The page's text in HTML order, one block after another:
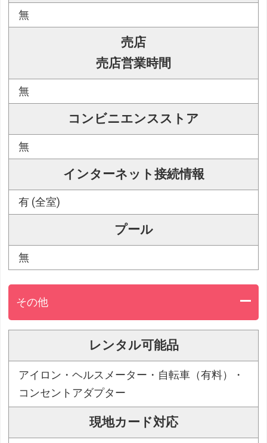
無
売店
売店営業時間
無
コンビニエンスストア
無
インターネット接続情報
有 (全室)
プール
無
その他
レンタル可能品
アイロン・ヘルスメーター・自転車（有料）・
コンセントアダプター
現地カード対応